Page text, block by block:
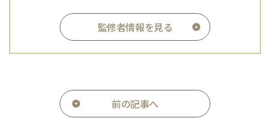
監修者情報を見る
前の記事へ